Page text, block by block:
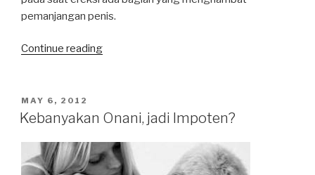
pemanjangan penis.
Continue reading“Penis
Dok?”
POSTED
ON
MAY 6, 2012
Kebanyakan Onani, jadi Impoten?